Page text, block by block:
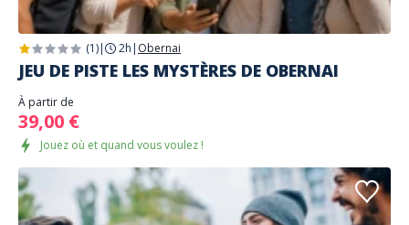
(1)| 2h | Obernai
JEU DE PISTE LES MYSTÈRES DE OBERNAI
À partir de
39,00 €
Jouez où et quand vous voulez !